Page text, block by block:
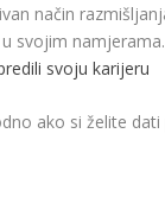
način
svojim
svoju karijeru
ako si želite